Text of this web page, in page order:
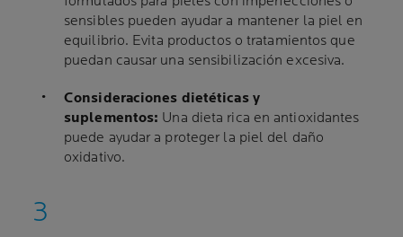
sensibles pueden ayudar a mantener la piel en
equilibrio. Evita productos o tratamientos que
puedan causar una sensibilización excesiva.
Consideraciones dietéticas y
suplementos: Una dieta rica en antioxidantes
puede ayudar a proteger la piel del daño
oxidativo.